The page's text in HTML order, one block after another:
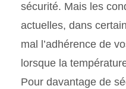
sécurité. Mais les
actuelles, dans
mal l’adhérence de
lorsque la
Pour davantage de